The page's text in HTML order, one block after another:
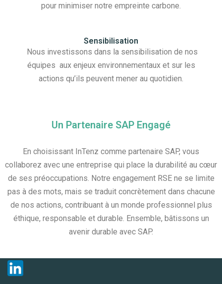
pour minimiser notre empreinte carbone.
Sensibilisation
Nous investissons dans la sensibilisation de nos
équipes aux enjeux environnementaux et sur les
actions qu’ils peuvent mener au quotidien.
Un Partenaire SAP Engagé
En choisissant InTenz comme partenaire SAP, vous
collaborez avec une entreprise qui place la durabilité au cœur
de ses préoccupations. Notre engagement RSE ne se limite
pas à des mots, mais se traduit concrètement dans chacune
de nos actions, contribuant à un monde professionnel plus
éthique, responsable et durable. Ensemble, bâtissons un
avenir durable avec SAP.